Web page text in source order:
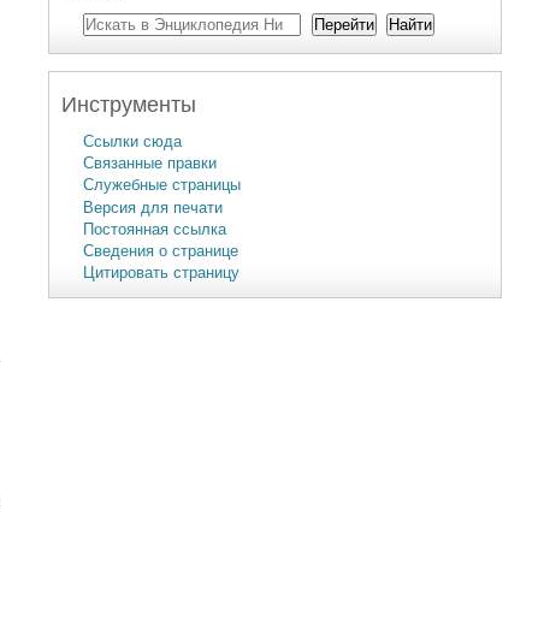
Инструменты
Ссылки сюда
Связанные правки
Служебные страницы
Версия для печати
Постоянная ссылка
Сведения о странице
Цитировать страницу